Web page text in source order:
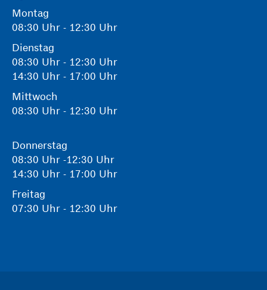
Montag
08:30 Uhr - 12:30 Uhr
Dienstag
08:30 Uhr - 12:30 Uhr
14:30 Uhr - 17:00 Uhr
Mittwoch
08:30 Uhr - 12:30 Uhr
Donnerstag
08:30 Uhr -12:30 Uhr
14:30 Uhr - 17:00 Uhr
Freitag
07:30 Uhr - 12:30 Uhr